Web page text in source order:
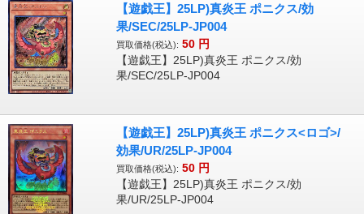
【遊戯王】25LP)真炎王 ポニクス/効
果/SEC/25LP-JP004
買取価格(税込): 50 円
【遊戯王】25LP)真炎王 ポニクス/効
果/SEC/25LP-JP004
【遊戯王】25LP)真炎王 ポニクス<ロゴ>/
効果/UR/25LP-JP004
買取価格(税込): 50 円
【遊戯王】25LP)真炎王 ポニクス/効
果/UR/25LP-JP004